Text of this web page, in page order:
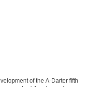
of the A-Darter fifth